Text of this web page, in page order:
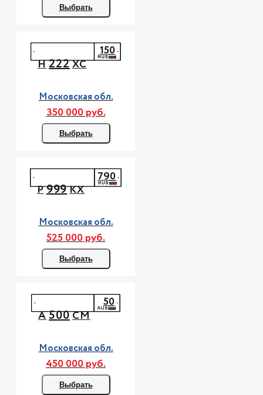
Выбрать
Н222ХС
150
Московская обл.
350 000 руб.
Выбрать
Р999КХ
790
Московская обл.
525 000 руб.
Выбрать
А500СМ
50
Московская обл.
450 000 руб.
Выбрать